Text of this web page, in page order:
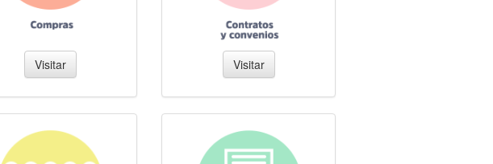
Visitar Visitar